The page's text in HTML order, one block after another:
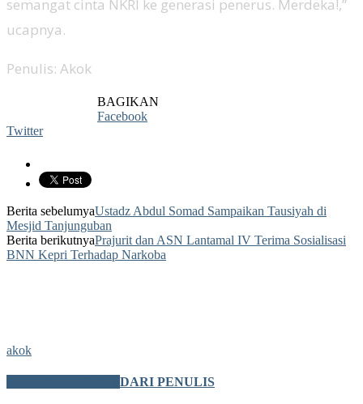
semangat cinta NKRI ke generasi penerus. Merdeka!,”
ucapnya.
Penulis: Akok
BAGIKAN
Facebook
Twitter
Berita sebelumyaUstadz Abdul Somad Sampaikan Tausiyah di
Mesjid Tanjunguban
Berita berikutnyaPrajurit dan ASN Lantamal IV Terima Sosialisasi
BNN Kepri Terhadap Narkoba
akok
DARI PENULIS